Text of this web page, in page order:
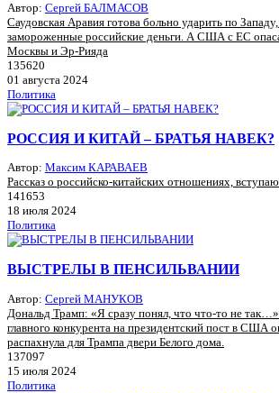
Автор: Сергей БАЛМАСОВ
Саудовская Аравия готова больно ударить по
замороженные российские деньги. А США с ЕС
Москвы и Эр-Рияда
135620
01 августа 2024
Политика
РОССИЯ И КИТАЙ – БРАТЬЯ НАВЕК?
Автор: Максим КАРАВАЕВ
Рассказ о российско-китайских отношениях,
141653
18 июля 2024
Политика
ВЫСТРЕЛЫ В ПЕНСИЛЬВАНИИ
Автор: Сергей МАНУКОВ
Дональд Трамп: «Я сразу понял, что что-то не
главного конкурента на президентский пост в США
распахнула для Трампа двери Белого дома.
137097
15 июля 2024
Политика